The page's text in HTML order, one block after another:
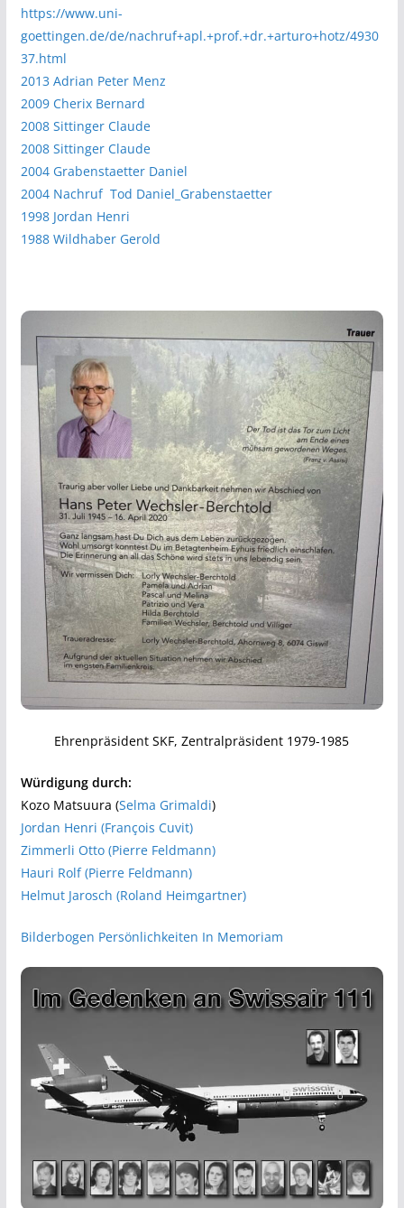
https://www.uni-
goettingen.de/de/nachruf+apl.+prof.+dr.+arturo+hotz/4930
37.html
2013 Adrian Peter Menz
2009 Cherix Bernard
2008 Sittinger Claude
2008 Sittinger Claude
2004 Grabenstaetter Daniel
2004 Nachruf Tod Daniel_Grabenstaetter
1998 Jordan Henri
1988 Wildhaber Gerold
Ehrenpräsident SKF, Zentralpräsident 1979-1985
Würdigung durch:
Kozo Matsuura (Selma Grimaldi)
Jordan Henri (François Cuvit)
Zimmerli Otto (Pierre Feldmann)
Hauri Rolf (Pierre Feldmann)
Helmut Jarosch (Roland Heimgartner)
Bilderbogen Persönlichkeiten In Memoriam